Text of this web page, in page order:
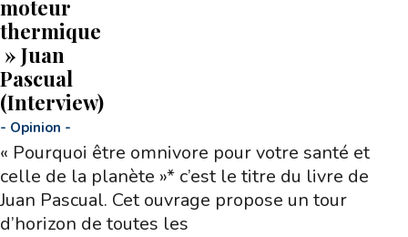
moteur
thermique
» Juan
Pascual
(Interview)
- Opinion -
« Pourquoi être omnivore pour votre santé et
celle de la planète »* c’est le titre du livre de
Juan Pascual. Cet ouvrage propose un tour
d’horizon de toutes les